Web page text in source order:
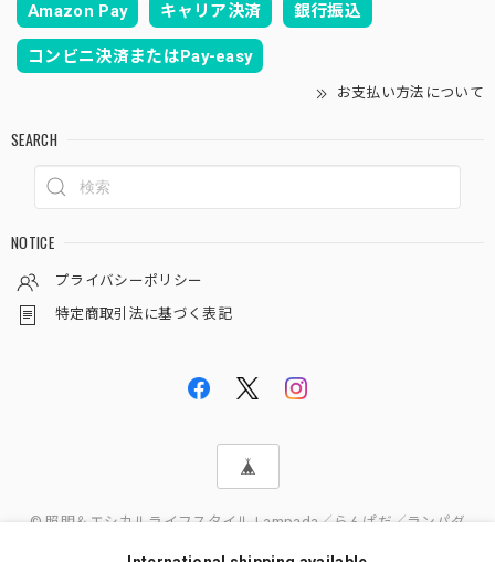
Amazon Pay キャリア決済 銀行振込
コンビニ決済またはPay-easy
お支払い方法について
SEARCH
NOTICE
プライバシーポリシー
特定商取引法に基づく表記
© 照明＆エシカルライフスタイル Lampada／らんぱだ／ランパダ